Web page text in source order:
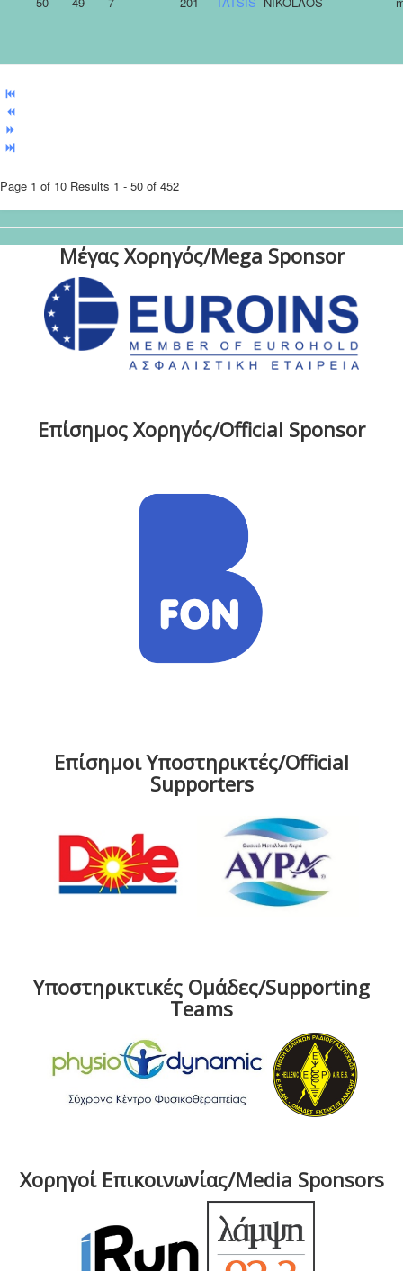
Page 1 of 10 Results 1 - 50 of 452
Μέγας Χορηγός/Mega Sponsor
Επίσημος Χορηγός/Official Sponsor
Επίσημοι Υποστηρικτές/Official
Supporters
Υποστηρικτικές Ομάδες/Supporting
Teams
Χορηγοί Επικοινωνίας/Media Sponsors